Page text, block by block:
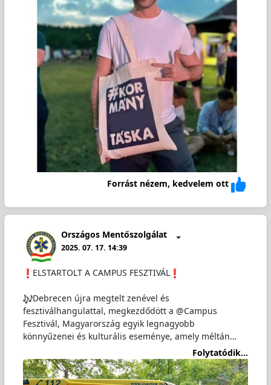
Forrást nézem, kedvelem ott
Országos Mentőszolgálat
2025. 07. 17. 14:39
️ELSTARTOLT A CAMPUS FESZTIVÁL
Debrecen újra megtelt zenével és
fesztiválhangulattal, megkezdődött a @Campus
Fesztivál, Magyarország egyik legnagyobb
könnyűzenei és kulturális eseménye, amely méltán…
Folytatódik...